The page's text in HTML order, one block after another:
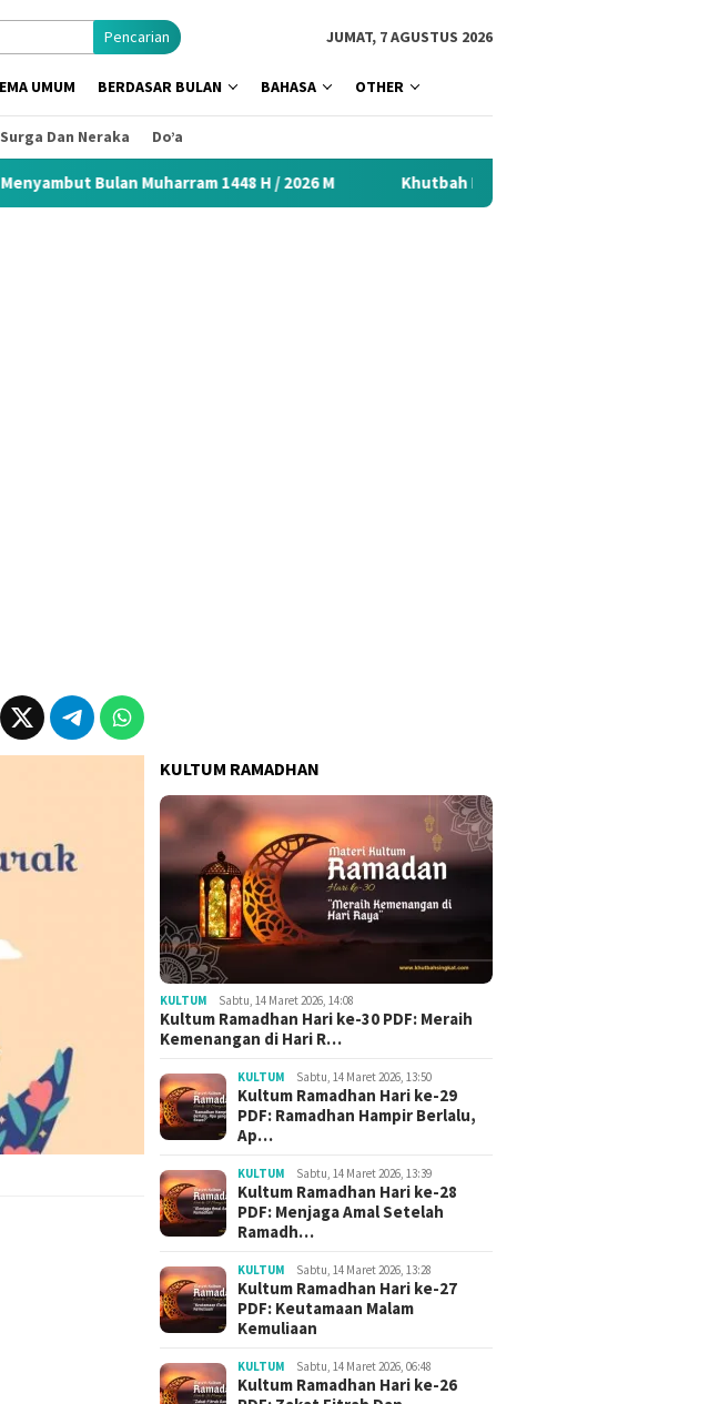
Pencarian JUMAT, 7 AGUSTUS 2026
UMUM BERDASAR BULAN BAHASA OTHER
Surga Dan Neraka Do’a
1448 H / 2026 M Khutbah Idul Fitri 2026 Menyentuh Hati: Kumpulan Materi
KULTUM RAMADHAN
KULTUM Sabtu, 14 Maret 2026, 14:08
Kultum Ramadhan Hari ke-30 PDF: Meraih
Kemenangan di Hari R…
KULTUM Sabtu, 14 Maret 2026, 13:50
Kultum Ramadhan Hari ke-29
PDF: Ramadhan Hampir Berlalu,
Ap…
KULTUM Sabtu, 14 Maret 2026, 13:39
Kultum Ramadhan Hari ke-28
PDF: Menjaga Amal Setelah
Ramadh…
KULTUM Sabtu, 14 Maret 2026, 13:28
Kultum Ramadhan Hari ke-27
PDF: Keutamaan Malam
Kemuliaan
KULTUM Sabtu, 14 Maret 2026, 06:48
Kultum Ramadhan Hari ke-26